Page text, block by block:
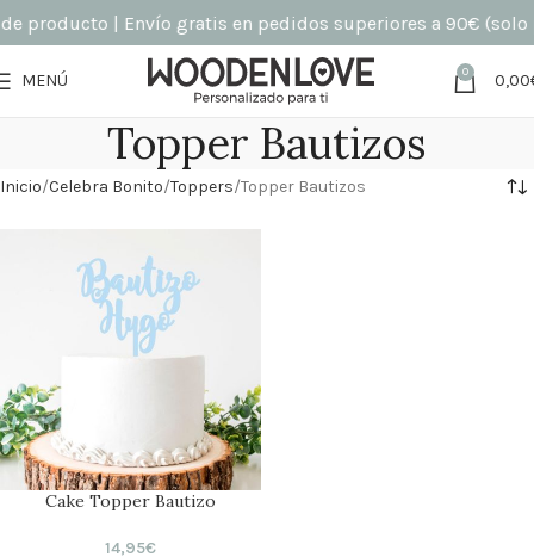
producto | Envío gratis en pedidos superiores a 90€ (solo
MENÚ 0 0,00
Topper Bautizos
Inicio Celebra Bonito Toppers Topper Bautizos
Cake Topper Bautizo
14,95€